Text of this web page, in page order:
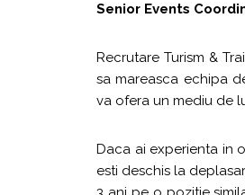
Senior Events
Recrutare Turism &
sa mareasca echipa
va ofera un mediu de
Daca ai experienta in
esti deschis la